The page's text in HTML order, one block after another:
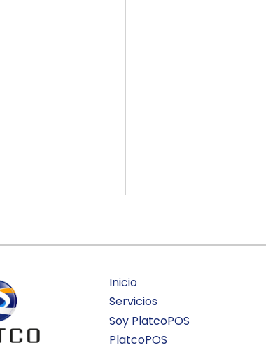
Inicio
Servicios
Soy PlatcoPOS
PlatcoPOS